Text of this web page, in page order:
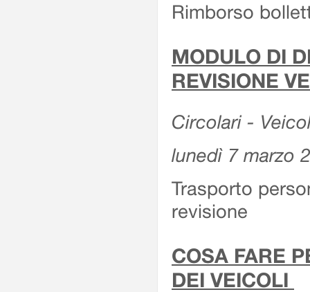
Rimborso
MODULO DI
REVISIONE
Circolari -
lunedì 7 marzo
Trasporto
revisione
COSA FARE
DEI VEICOLI